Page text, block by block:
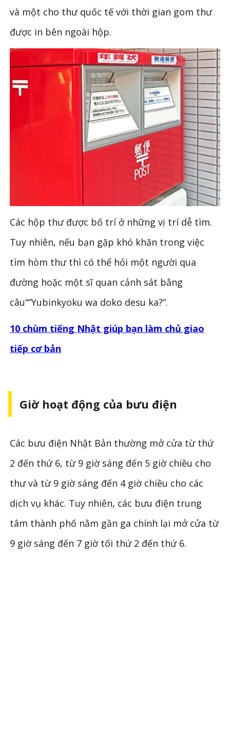
và một cho thư quốc tế với thời gian gom thư
được in bên ngoài hộp.
Các hộp thư được bố trí ở những vị trí dễ tìm.
Tuy nhiên, nếu bạn gặp khó khăn trong việc
tìm hòm thư thì có thể hỏi một người qua
đường hoặc một sĩ quan cảnh sát bằng
câu“”Yubinkyoku wa doko desu ka?”.
10 chùm tiếng Nhật giúp bạn làm chủ giao
tiếp cơ bản
Giờ hoạt động của bưu điện
Các bưu điện Nhật Bản thường mở cửa từ thứ
2 đến thứ 6, từ 9 giờ sáng đến 5 giờ chiều cho
thư và từ 9 giờ sáng đến 4 giờ chiều cho các
dịch vụ khác. Tuy nhiên, các bưu điện trung
tâm thành phố nằm gần ga chính lại mở cửa từ
9 giờ sáng đến 7 giờ tối thứ 2 đến thứ 6.